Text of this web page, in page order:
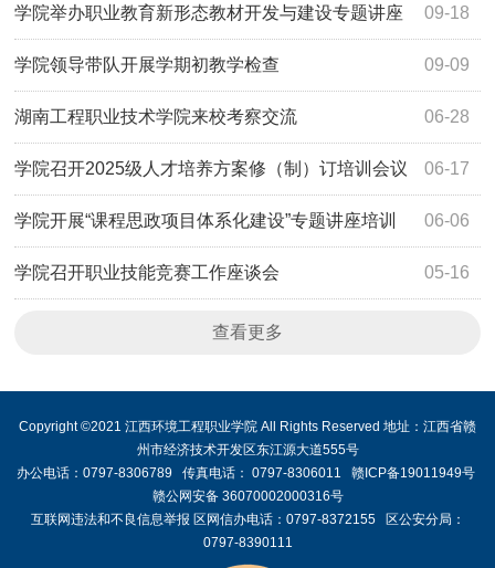
备赛专题培训”授课 09-18
学院举办职业教育新形态教材开发与建设专题讲座
09-09
学院领导带队开展学期初教学检查
06-28
湖南工程职业技术学院来校考察交流
06-17
学院召开2025级人才培养方案修（制）订培训会议
06-06
学院开展“课程思政项目体系化建设”专题讲座培训
05-16
学院召开职业技能竞赛工作座谈会
查看更多
Copyright ©2021 江西环境工程职业学院 All Rights Reserved 地址：江西省赣
州市经济技术开发区东江源大道555号
办公电话：0797-8306789 传真电话： 0797-8306011 赣ICP备19011949号
赣公网安备 36070002000316号
互联网违法和不良信息举报 区网信办电话：0797-8372155 区公安分局：
0797-8390111